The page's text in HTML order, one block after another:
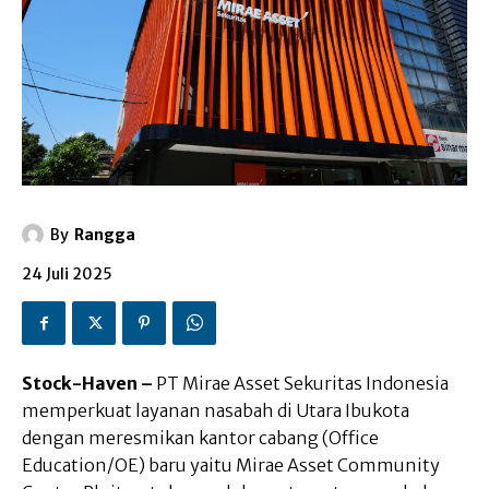
By Rangga
24 Juli 2025
Stock-Haven – PT Mirae Asset Sekuritas Indonesia
memperkuat layanan nasabah di Utara Ibukota
dengan meresmikan kantor cabang (Office
Education/OE) baru yaitu Mirae Asset Community